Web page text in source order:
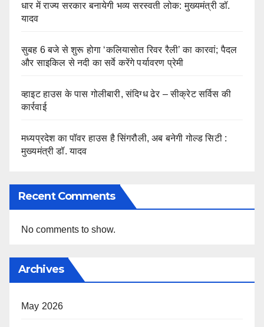
धार में राज्य सरकार बनायेगी भव्य सरस्वती लोक: मुख्यमंत्री डॉ.
यादव
सुबह 6 बजे से शुरू होगा ‘कलियासोत रिवर रैली’ का कारवां; पैदल
और साइकिल से नदी का सर्वे करेंगे पर्यावरण प्रेमी
व्हाइट हाउस के पास गोलीबारी, संदिग्ध ढेर – सीक्रेट सर्विस की
कार्रवाई
मध्यप्रदेश का पॉवर हाउस है सिंगरौली, अब बनेगी गोल्ड सिटी :
मुख्यमंत्री डॉ. यादव
Recent Comments
No comments to show.
Archives
May 2026